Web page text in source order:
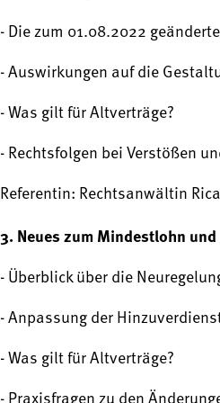
- Die zum 01.08.2022
- Auswirkungen auf die
- Was gilt für Altverträge?
- Rechtsfolgen bei Verstößen
Referentin: Rechtsanwältin
3. Neues zum Mindestlohn
- Überblick über die
- Anpassung der
- Was gilt für Altverträge?